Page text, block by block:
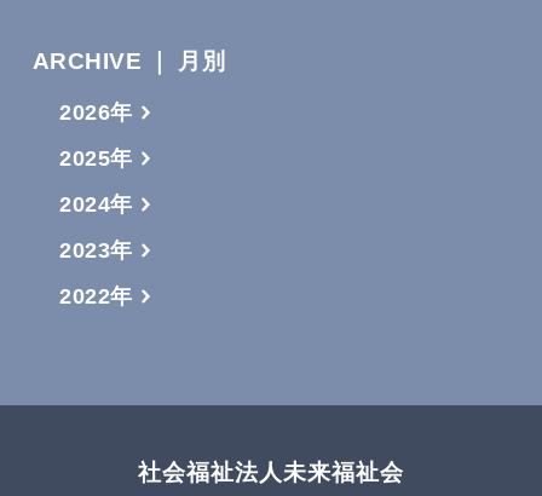
ARCHIVE ｜ 月別
2026年
2025年
2024年
2023年
2022年
社会福祉法人未来福祉会